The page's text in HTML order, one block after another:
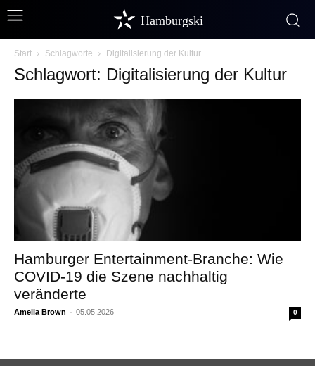
Hamburgski
Start Schlagworte Digitalisierung der Kultur
Schlagwort: Digitalisierung der Kultur
Hamburger Entertainment-Branche: Wie
COVID-19 die Szene nachhaltig
veränderte
Amelia Brown - 05.05.2026 0